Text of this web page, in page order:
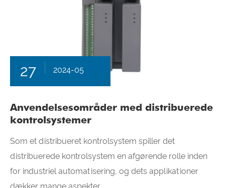
27 2024-05
Anvendelsesområder med distribuerede
kontrolsystemer
Som et distribueret kontrolsystem spiller det
distribuerede kontrolsystem en afgørende rolle inden
for industriel automatisering, og dets applikationer